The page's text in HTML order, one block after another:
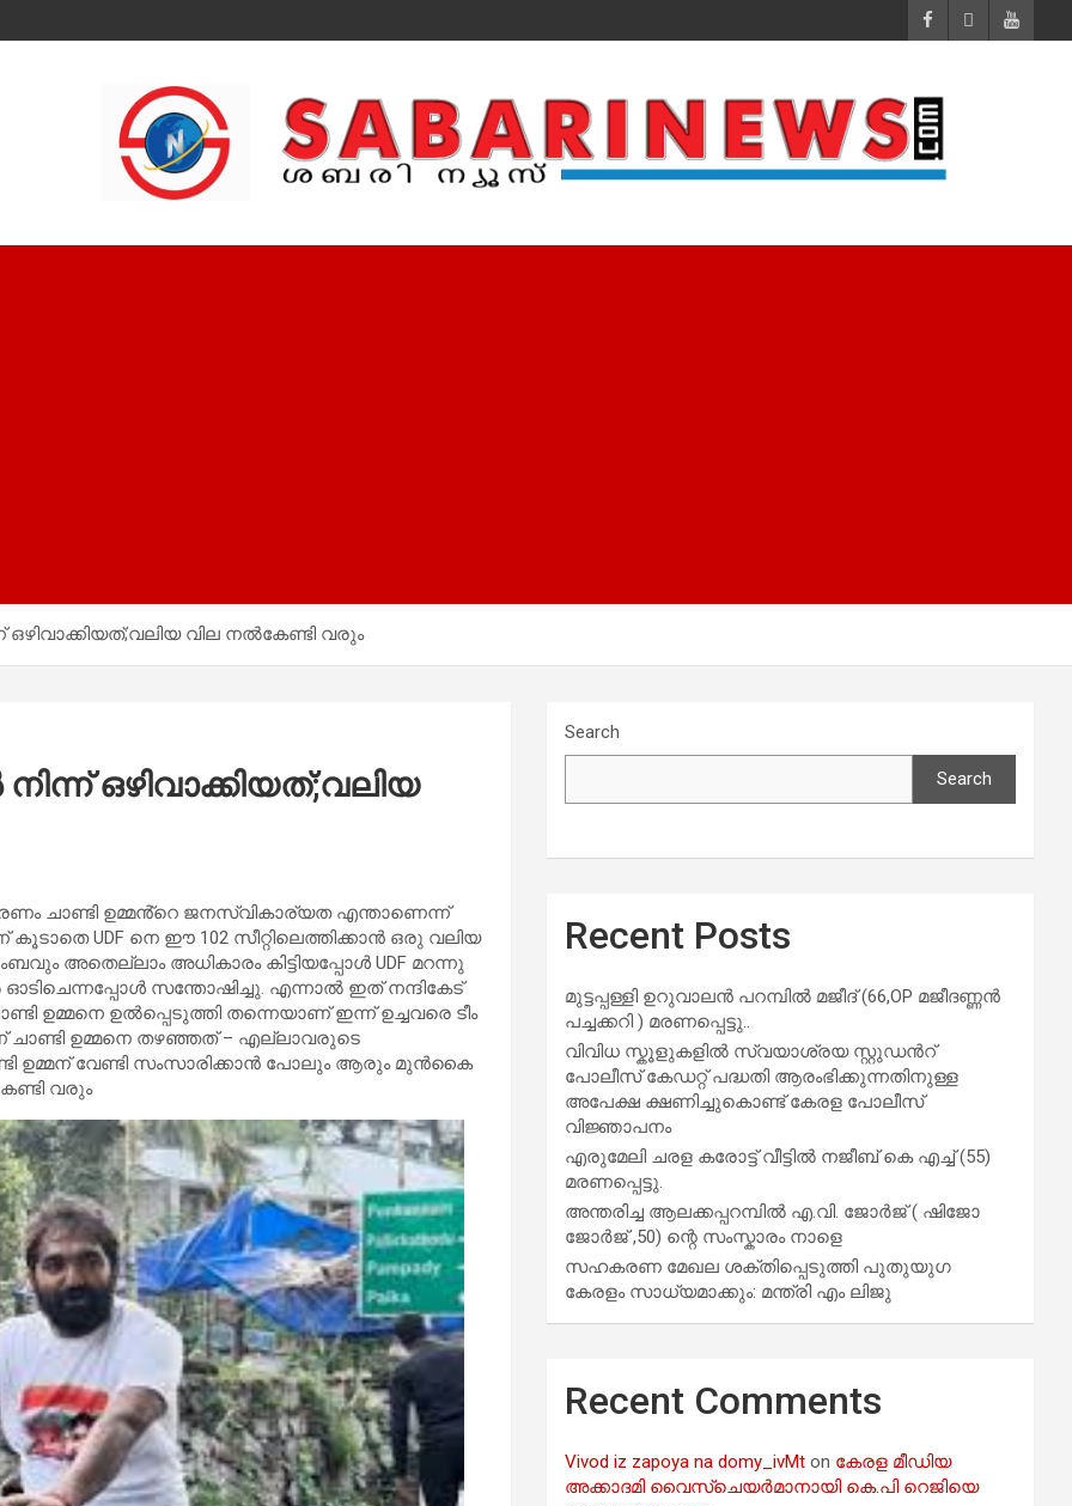
ഒഴിവാക്കിയത്;വലിയ വില നൽകേണ്ടി വരും
ഒഴിവാക്കിയത്;വലിയ
ചാണ്ടി ഉമ്മൻ്റെ ജനസ്വികാര്യത എന്താണെന്ന്
UDF നെ ഈ 102 സീറ്റിലെത്തിക്കാൻ ഒരു വലിയ
അതെല്ലാം അധികാരം കിട്ടിയപ്പോൾ UDF മറന്നു
സന്തോഷിച്ചു. എന്നാൽ ഇത് നന്ദികേട്
ഉമ്മനെ ഉൽപ്പെടുത്തി തന്നെയാണ് ഇന്ന് ഉച്ചവരെ ടീം
ചാണ്ടി ഉമ്മനെ തഴഞ്ഞത് – എല്ലാവരുടെ
ഉമ്മന് വേണ്ടി സംസാരിക്കാൻ പോലും ആരും മുൻകൈ
വരും
Search
Search
Recent Posts
മുട്ടപ്പള്ളി ഉറുവാലൻ പറമ്പിൽ മജീദ് (66,OP മജീദണ്ണൻ
പച്ചക്കറി ) മരണപ്പെട്ടു..
വിവിധ സ്കൂളുകളില്‍ സ്വയാശ്രയ സ്റ്റുഡന്‍റ്
പോലീസ് കേഡറ്റ് പദ്ധതി ആരംഭിക്കുന്നതിനുള്ള
അപേക്ഷ ക്ഷണിച്ചുകൊണ്ട് കേരള പോലീസ്
വിജ്ഞാപനം
എരുമേലി ചരള കരോട്ട് വീട്ടിൽ നജീബ് കെ എച്ച് (55)
മരണപ്പെട്ടു.
അന്തരിച്ച ആ​ല​ക്ക​പ്പ​റമ്പിൽ​ എ.​വി. ജോ​ർ​ജ് ( ഷിജോ
ജോർജ് ,50) ന്റെ സംസ്കാരം നാളെ
സഹകരണ മേഖല ശക്തിപ്പെടുത്തി പുതുയുഗ
കേരളം സാധ്യമാക്കും: മന്ത്രി എം ലിജു
Recent Comments
Vivod iz zapoya na domy_ivMt on കേരള മീഡിയ
അക്കാദമി വൈസ്ചെയർമാനായി കെ.പി റെജിയെ